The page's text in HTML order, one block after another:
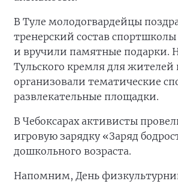
В Туле молодогвардейцы
тренерский состав
и вручили памятные подарки.
Тульского кремля для жителей
организовали тематические
развлекательные площадки.
В Чебоксарах активисты
игровую зарядку «Заряд
дошкольного возраста.
Напомним, День